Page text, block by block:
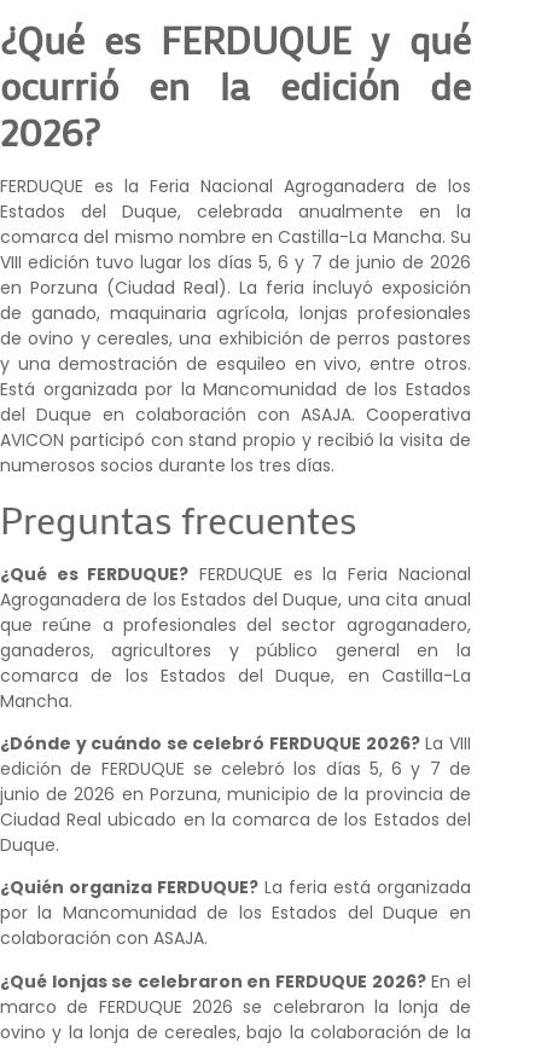
¿Qué es FERDUQUE y qué
ocurrió en la edición de
2026?
FERDUQUE es la Feria Nacional Agroganadera de los
Estados del Duque, celebrada anualmente en la
comarca del mismo nombre en Castilla-La Mancha. Su
VIII edición tuvo lugar los días 5, 6 y 7 de junio de 2026
en Porzuna (Ciudad Real). La feria incluyó exposición
de ganado, maquinaria agrícola, lonjas profesionales
de ovino y cereales, una exhibición de perros pastores
y una demostración de esquileo en vivo, entre otros.
Está organizada por la Mancomunidad de los Estados
del Duque en colaboración con ASAJA. Cooperativa
AVICON participó con stand propio y recibió la visita de
numerosos socios durante los tres días.
Preguntas frecuentes
¿Qué es FERDUQUE? FERDUQUE es la Feria Nacional
Agroganadera de los Estados del Duque, una cita anual
que reúne a profesionales del sector agroganadero,
ganaderos, agricultores y público general en la
comarca de los Estados del Duque, en Castilla-La
Mancha.
¿Dónde y cuándo se celebró FERDUQUE 2026?La VIII
edición de FERDUQUE se celebró los días 5, 6 y 7 de
junio de 2026 en Porzuna, municipio de la provincia de
Ciudad Real ubicado en la comarca de los Estados del
Duque.
¿Quién organiza FERDUQUE?La feria está organizada
por la Mancomunidad de los Estados del Duque en
colaboración con ASAJA.
¿Qué lonjas se celebraron en FERDUQUE 2026?En el
marco de FERDUQUE 2026 se celebraron la lonja de
ovino y la lonja de cereales, bajo la colaboración de la